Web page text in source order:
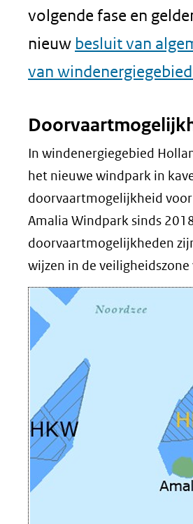
volgende fase en
nieuw besluit van
van
In windenergiegebied
het nieuwe windpark in
doorvaartmogelijkheid voor
Amalia Windpark sinds
doorvaartmogelijkheden
wijzen in de